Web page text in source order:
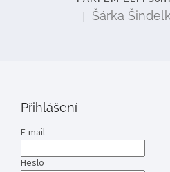
Hodnocení produktu
| Šárka
Přihlášení
E-mail
Heslo